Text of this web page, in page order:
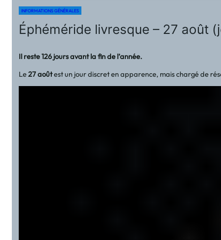
INFORMATIONS GÉNÉRALES
Éphéméride livresque – 27 août
Il reste 126 jours avant la fin de l’année.
Le27 aoûtest un jour discret en apparence, mais chargé de